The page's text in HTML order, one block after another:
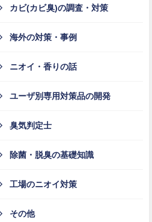
カビ(カビ臭)の調査・対策
海外の対策・事例
ニオイ・香りの話
ユーザ別専用対策品の開発
臭気判定士
除菌・脱臭の基礎知識
工場のニオイ対策
その他